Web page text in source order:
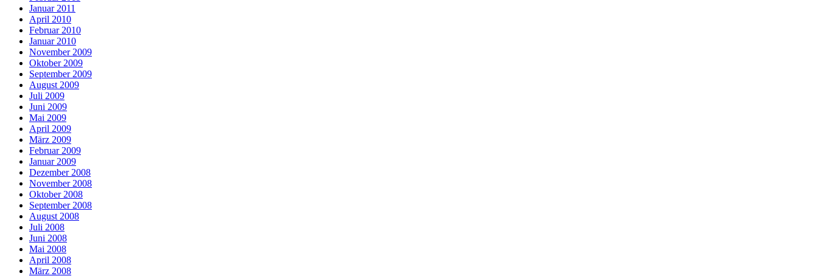
Januar 2011
April 2010
Februar 2010
Januar 2010
November 2009
Oktober 2009
September 2009
August 2009
Juli 2009
Juni 2009
Mai 2009
April 2009
März 2009
Februar 2009
Januar 2009
Dezember 2008
November 2008
Oktober 2008
September 2008
August 2008
Juli 2008
Juni 2008
Mai 2008
April 2008
März 2008